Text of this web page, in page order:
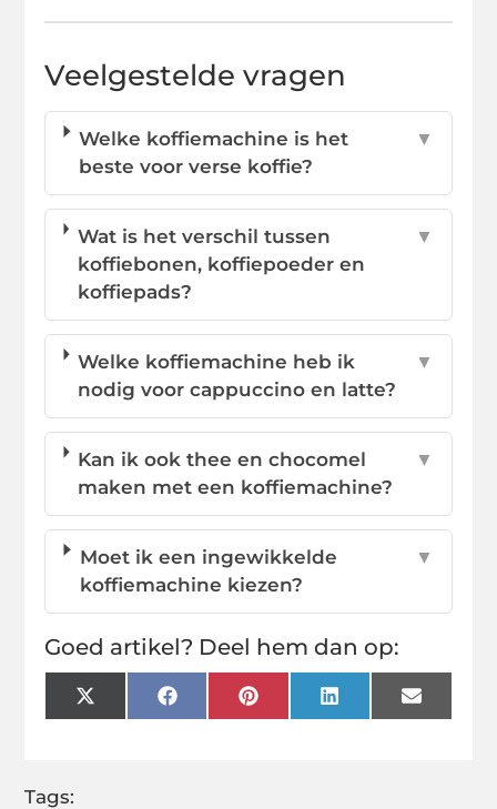
Veelgestelde vragen
Welke koffiemachine is het
beste voor verse koffie?
▼
Wat is het verschil tussen
koffiebonen, koffiepoeder en
koffiepads?
▼
Welke koffiemachine heb ik
nodig voor cappuccino en latte?
▼
Kan ik ook thee en chocomel
maken met een koffiemachine?
▼
Moet ik een ingewikkelde
koffiemachine kiezen?
▼
Goed artikel? Deel hem dan op:
X
(Twitter)
FacebookPinterestLinkedInEmail
Tags: